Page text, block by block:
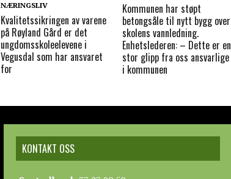
NÆRINGSLIV
Kvalitetssikringen av varene
på Røyland Gård er det
ungdomsskoleelevene i
Vegusdal som har ansvaret
for
Kommunen har støpt
betongsåle til nytt bygg over
skolens vannledning.
Enhetslederen: – Dette er en
stor glipp fra oss ansvarlige
i kommunen
KONTAKT OSS